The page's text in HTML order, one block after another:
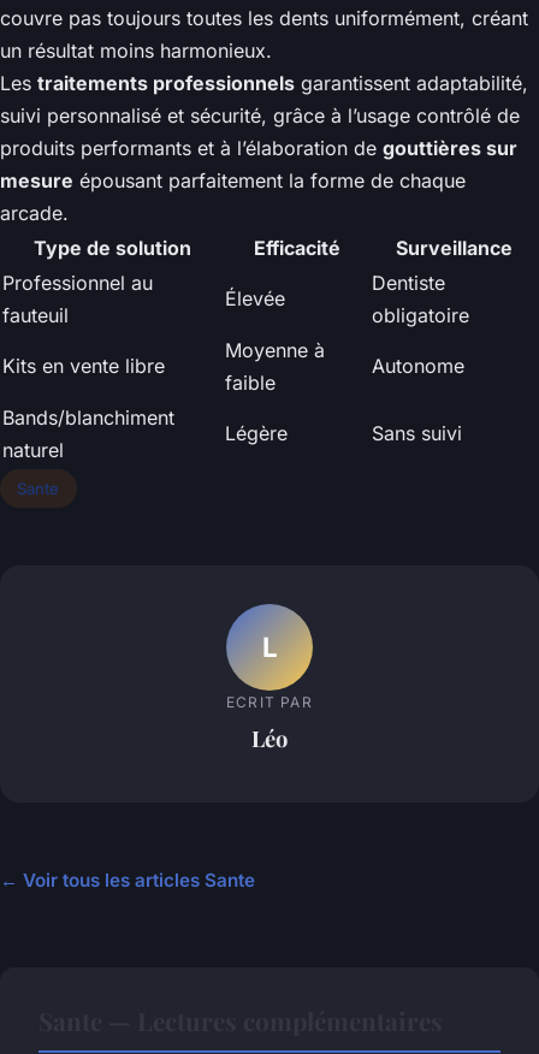
couvre pas toujours toutes les dents uniformément, créant
un résultat moins harmonieux.
Les traitements professionnels garantissent adaptabilité,
suivi personnalisé et sécurité, grâce à l’usage contrôlé de
produits performants et à l’élaboration de gouttières sur
mesure épousant parfaitement la forme de chaque
arcade.
Type de solution
Efficacité
Surveillance
Professionnel au
fauteuil
Élevée
Dentiste
obligatoire
Kits en vente libre
Moyenne à
faible
Autonome
Bands/blanchiment
naturel
Légère Sans suivi
Sante
L
ECRIT PAR
Léo
← Voir tous les articles Sante